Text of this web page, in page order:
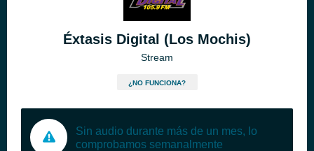
Éxtasis Digital (Los Mochis)
Stream
¿NO FUNCIONA?
Sin audio durante más de un mes, lo
comprobamos semanalmente